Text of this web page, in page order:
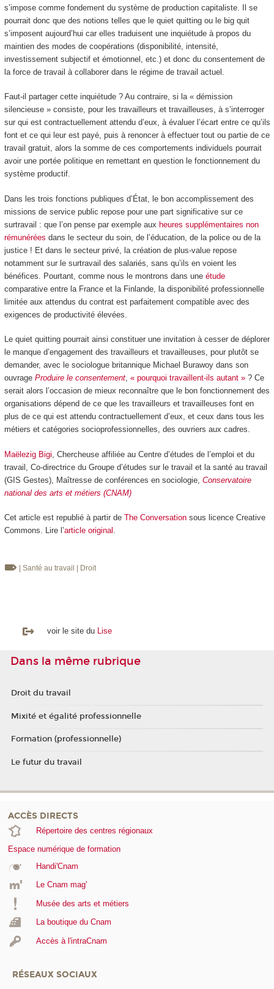
s’impose comme fondement du système de production capitaliste. Il se
pourrait donc que des notions telles que le quiet quitting ou le big quit
s’imposent aujourd’hui car elles traduisent une inquiétude à propos du
maintien des modes de coopérations (disponibilité, intensité,
investissement subjectif et émotionnel, etc.) et donc du consentement de
la force de travail à collaborer dans le régime de travail actuel.
Faut-il partager cette inquiétude ? Au contraire, si la « démission
silencieuse » consiste, pour les travailleurs et travailleuses, à s’interroger
sur qui est contractuellement attendu d’eux, à évaluer l’écart entre ce qu’ils
font et ce qui leur est payé, puis à renoncer à effectuer tout ou partie de ce
travail gratuit, alors la somme de ces comportements individuels pourrait
avoir une portée politique en remettant en question le fonctionnement du
système productif.
Dans les trois fonctions publiques d’État, le bon accomplissement des
missions de service public repose pour une part significative sur ce
surtravail : que l’on pense par exemple aux heures supplémentaires non
rémunérées dans le secteur du soin, de l’éducation, de la police ou de la
justice ! Et dans le secteur privé, la création de plus-value repose
notamment sur le surtravail des salariés, sans qu’ils en voient les
bénéfices. Pourtant, comme nous le montrons dans une étude
comparative entre la France et la Finlande, la disponibilité professionnelle
limitée aux attendus du contrat est parfaitement compatible avec des
exigences de productivité élevées.
Le quiet quitting pourrait ainsi constituer une invitation à cesser de déplorer
le manque d’engagement des travailleurs et travailleuses, pour plutôt se
demander, avec le sociologue britannique Michael Burawoy dans son
ouvrage Produire le consentement, « pourquoi travaillent-ils autant »? Ce
serait alors l’occasion de mieux reconnaître que le bon fonctionnement des
organisations dépend de ce que les travailleurs et travailleuses font en
plus de ce qui est attendu contractuellement d’eux, et ceux dans tous les
métiers et catégories socioprofessionnelles, des ouvriers aux cadres.
Maëlezig Bigi , Chercheuse affiliée au Centre d’études de l’emploi et du
travail, Co-directrice du Groupe d’études sur le travail et la santé au travail
(GIS Gestes), Maîtresse de conférences en sociologie, Conservatoire
national des arts et métiers (CNAM)
Cet article est republié à partir de The Conversationsous licence Creative
Commons. Lire l’article original .
| Santé au travail | Droit
voir le site du Lise
Dans la même rubrique
Droit du travail
Mixité et égalité professionnelle
Formation (professionnelle)
Le futur du travail
ACCÈS DIRECTS
Répertoire des centres régionaux
Espace numérique de formation
Handi'Cnam
Le Cnam mag'
Musée des arts et métiers
La boutique du Cnam
Accès à l'intraCnam
RÉSEAUX SOCIAUX